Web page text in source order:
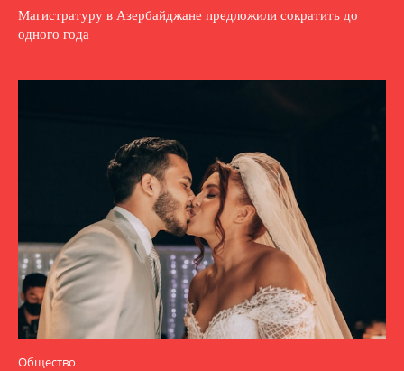
Магистратуру в Азербайджане предложили сократить до
одного года
Общество